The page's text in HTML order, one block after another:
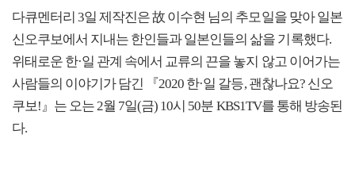
다큐멘터리 3일 제작진은 故 이수현 님의 추모일을 맞아 일본
신오쿠보에서 지내는 한인들과 일본인들의 삶을 기록했다.
위태로운 한·일 관계 속에서 교류의 끈을 놓지 않고 이어가는
사람들의 이야기가 담긴 『2020 한·일 갈등, 괜찮나요? 신오
쿠보!』는 오는 2월 7일(금) 10시 50분 KBS1TV를 통해 방송된
다.